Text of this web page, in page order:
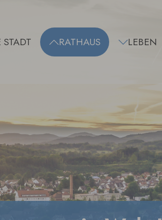
STADT RATHAUS LEBEN